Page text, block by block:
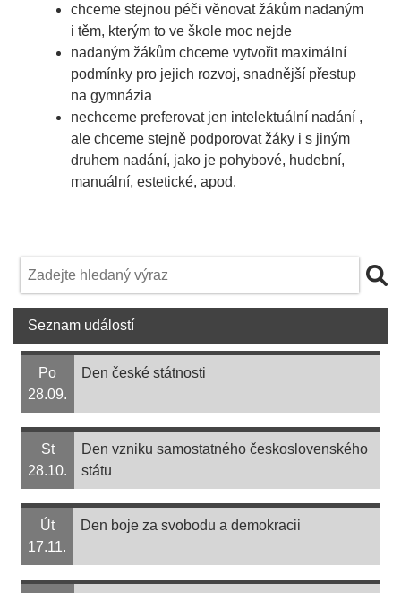
chceme stejnou péči věnovat žákům nadaným
i těm, kterým to ve škole moc nejde
nadaným žákům chceme vytvořit maximální
podmínky pro jejich rozvoj, snadnější přestup
na gymnázia
nechceme preferovat jen intelektuální nadání ,
ale chceme stejně podporovat žáky i s jiným
druhem nadání, jako je pohybové, hudební,
manuální, estetické, apod.
Seznam událostí
Po
28.09.
Den české státnosti
St
28.10.
Den vzniku samostatného československého
státu
Út
17.11.
Den boje za svobodu a demokracii